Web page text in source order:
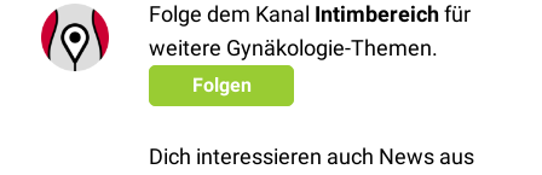
Folge dem Kanal Intimbereichfür
weitere Gynäkologie-Themen.
Folgen
Dich interessieren auch News aus